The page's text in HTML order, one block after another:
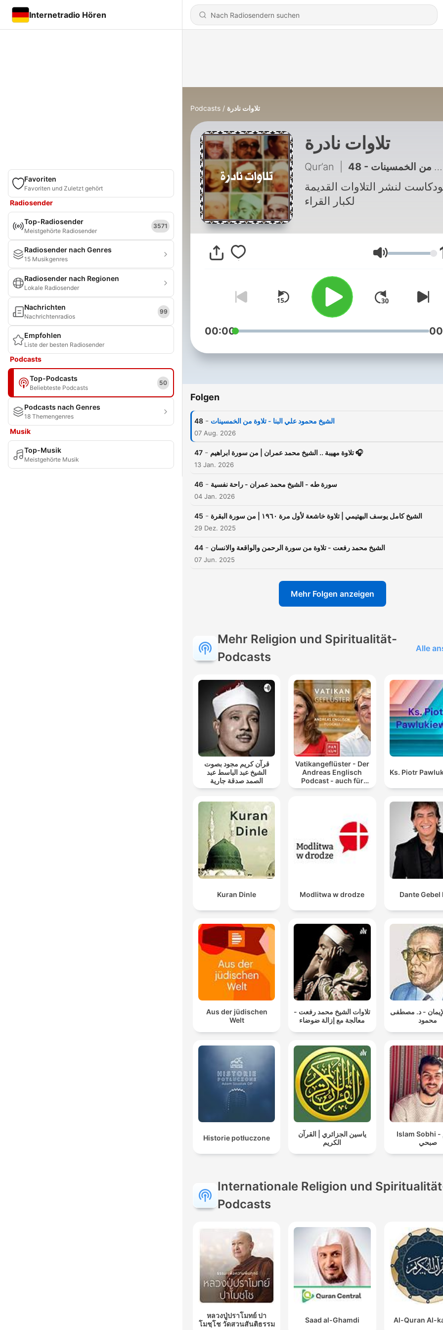
Internetradio Hören
Favoriten
Favoriten und Zuletzt gehört
Radiosender
Top-Radiosender
Meistgehörte Radiosender
3571
Radiosender nach Genres
15 Musikgenres
Radiosender nach Regionen
Lokale Radiosender
Nachrichten
Nachrichtenradios
99
Empfohlen
Liste der besten Radiosender
Podcasts
Top-Podcasts
Beliebteste Podcasts
50
Podcasts nach Genres
18 Themengenres
Musik
Top-Musik
Meistgehörte Musik
Podcasts تلاوات نادرة
تلاوات نادرة
Qur’an 48 - الشيخ محمود علي البنا - تلاوة من الخمسينات
لنشر التلاوات القديمة
لكبار القراء
Lautstärke
00:00
Folgen
48 - الشيخ محمود علي البنا - تلاوة من الخمسينات
07 Aug. 2026
47 - تلاوة مهيبة .. الشيخ محمد عمران | من سورة ابراهيم 🎧
13 Jan. 2026
46 - سورة طه - الشيخ محمد عمران - راحة نفسية
04 Jan. 2026
45 - الشيخ كامل يوسف البهتيمي | تلاوة خاشعة لأول مرة ١٩٦٠ | من سورة البقرة
29 Dez. 2025
44 - الشيخ محمد رفعت - تلاوة من سورة الرحمن والواقعة والانسان
07 Jun. 2025
Mehr Folgen anzeigen
Mehr Religion und Spiritualität-
Podcasts
Alle
قرآن كريم مجود بصوت
الشيخ عبد الباسط عبد
الصمد صدقة جارية
Vatikangeflüster - Der
Andreas Englisch
Podcast - auch für
Atheisten
Ks. Piotr
Kuran Dinle Modlitwa w drodze Dante Gebel
Aus der jüdischen
Welt
تلاوات الشيخ محمد رفعت -
معالجة مع إزالة ضوضاء
- د. مصطفى
محمود
Historie potłuczone
ياسين الجزائري | القرآن
الكريم
Islam Sobhi - إسلام
صبحي
Internationale Religion und
Podcasts
หลวงปู่ปราโมทย์ ปา
โมชฺโช วัดสวนสันติธรรม
Saad al-Ghamdi Al-Quran Al-